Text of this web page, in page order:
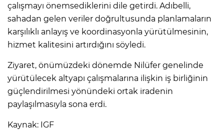
çalışmayı önemsediklerini dile getirdi. Adıbelli,
sahadan gelen veriler doğrultusunda planlamaların
karşılıklı anlayış ve koordinasyonla yürütülmesinin,
hizmet kalitesini artırdığını söyledi.
Ziyaret, önümüzdeki dönemde Nilüfer genelinde
yürütülecek altyapı çalışmalarına ilişkin iş birliğinin
güçlendirilmesi yönündeki ortak iradenin
paylaşılmasıyla sona erdi.
Kaynak: IGF